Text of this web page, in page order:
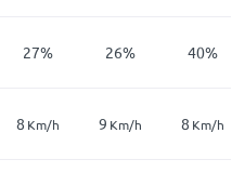
27% 26% 40%
8 Km/h 9 Km/h 8 Km/h